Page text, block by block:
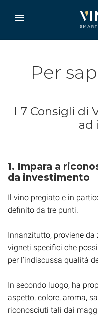
Per
I 7 Consigli di
ad
1. Impara a
da investimento
Il vino pregiato e in
definito da tre punti.
Innanzitutto, proviene
vigneti specifici che
per l’indiscussa qualità
In secondo luogo, ha
aspetto, colore, aroma,
riconosciuti tali dai